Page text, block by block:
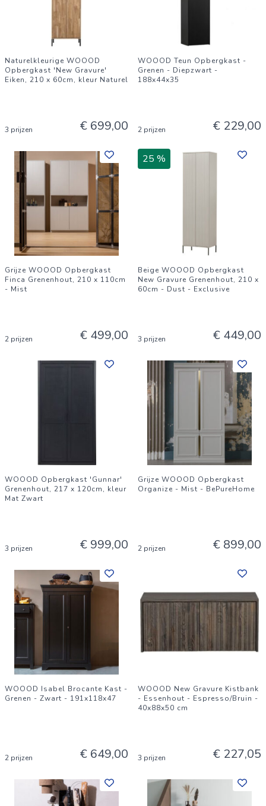
Naturelkleurige WOOOD
Opbergkast 'New Gravure'
Eiken, 210 x 60cm, kleur Naturel
3 prijzen € 699,00
WOOOD Teun Opbergkast -
Grenen - Diepzwart -
188x44x35
2 prijzen € 229,00
Grijze WOOOD Opbergkast
Finca Grenenhout, 210 x 110cm
- Mist
2 prijzen € 499,00
25 %
Beige WOOOD Opbergkast
New Gravure Grenenhout, 210 x
60cm - Dust - Exclusive
3 prijzen € 449,00
WOOOD Opbergkast 'Gunnar'
Grenenhout, 217 x 120cm, kleur
Mat Zwart
3 prijzen € 999,00
Grijze WOOOD Opbergkast
Organize - Mist - BePureHome
2 prijzen € 899,00
WOOOD Isabel Brocante Kast -
Grenen - Zwart - 191x118x47
2 prijzen € 649,00
WOOOD New Gravure Kistbank
- Essenhout - Espresso/Bruin -
40x88x50 cm
3 prijzen € 227,05